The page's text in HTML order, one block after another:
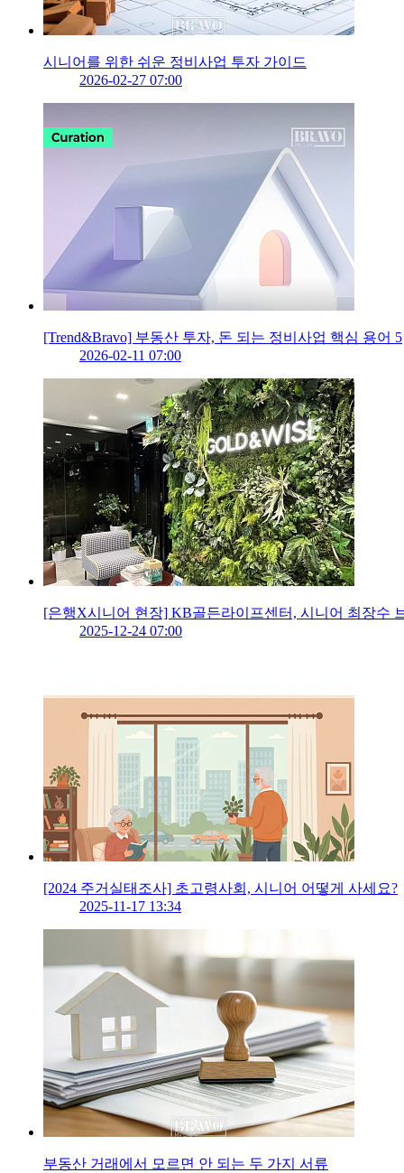
시니어를 위한 쉬운 정비사업 투자 가이드
2026-02-27 07:00
[Trend&Bravo] 부동산 투자, 돈 되는 정비사업 핵심 용어 5
2026-02-11 07:00
[은행X시니어 현장] KB골든라이프센터, 시니어 최장수
2025-12-24 07:00
[2024 주거실태조사] 초고령사회, 시니어 어떻게 사세요?
2025-11-17 13:34
부동산 거래에서 모르면 안 되는 두 가지 서류